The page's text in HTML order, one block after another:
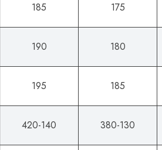
185 175
190 180
195 185
420-140 380-130